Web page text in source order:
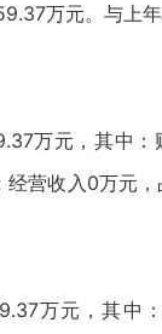
万元。与上年
元，其中：
经营收入0万元
万元，其中：